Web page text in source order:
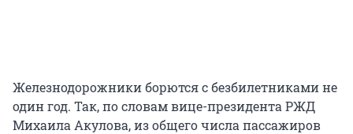
Железнодорожники борются с безбилетниками не
один год. Так, по словам вице-президента РЖД
Михаила Акулова, из общего числа пассажиров